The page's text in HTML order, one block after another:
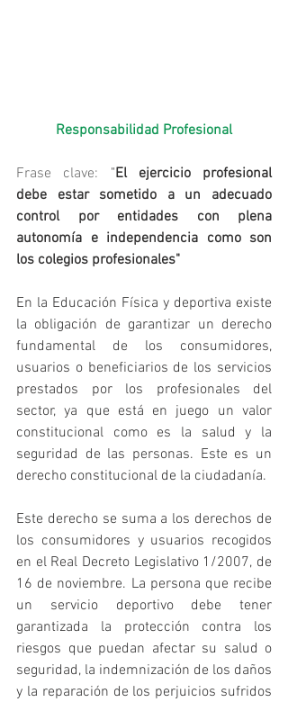
Responsabilidad Profesional
Frase clave: "El ejercicio profesional
debe estar sometido a un adecuado
control por entidades con plena
autonomía e independencia como son
los colegios profesionales"
En la Educación Física y deportiva existe
la obligación de garantizar un derecho
fundamental de los consumidores,
usuarios o beneficiarios de los servicios
prestados por los profesionales del
sector, ya que está en juego un valor
constitucional como es la salud y la
seguridad de las personas. Este es un
derecho constitucional de la ciudadanía.
Este derecho se suma a los derechos de
los consumidores y usuarios recogidos
en el Real Decreto Legislativo 1/2007, de
16 de noviembre. La persona que recibe
un servicio deportivo debe tener
garantizada la protección contra los
riesgos que puedan afectar su salud o
seguridad, la indemnización de los daños
y la reparación de los perjuicios sufridos